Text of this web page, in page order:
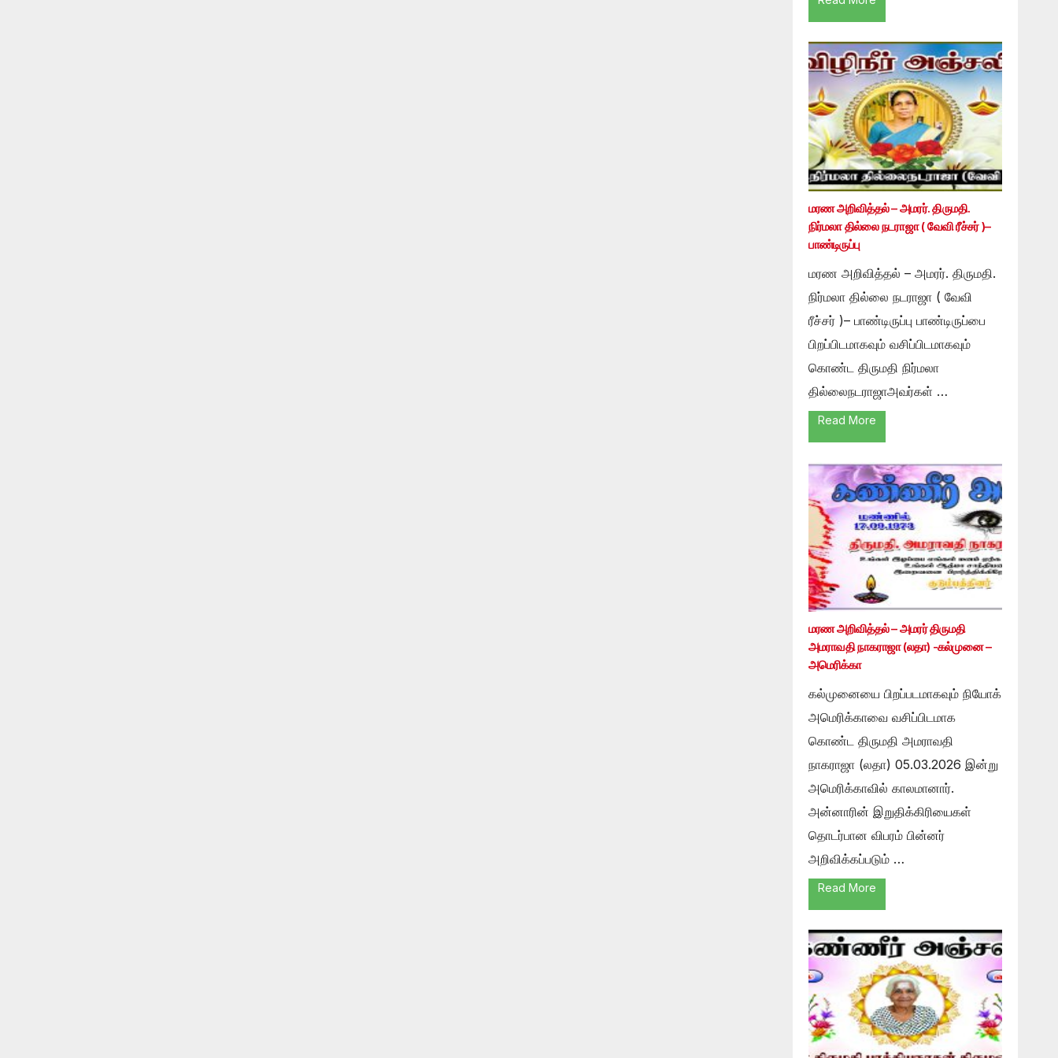
மரண அறிவித்தல் – அமரர். திருமதி.
நிர்மலா தில்லை நடராஜா ( வேவி ரீச்சர் )–
பாண்டிருப்பு
மரண அறிவித்தல் – அமரர். திருமதி.
நிர்மலா தில்லை நடராஜா ( வேவி
ரீச்சர் )– பாண்டிருப்பு பாண்டிருப்பை
பிறப்பிடமாகவும் வசிப்பிடமாகவும்
கொண்ட திருமதி நிர்மலா
தில்லைநடராஜாஅவர்கள் …
Read More
மரண அறிவித்தல் – அமரர் திருமதி
அமராவதி நாகராஜா (லதா) -கல்முனை –
அமெரிக்கா
கல்முனையை பிறப்படமாகவும் நியோக்
அமெரிக்காவை வசிப்பிடமாக
கொண்ட திருமதி அமராவதி
நாகராஜா (லதா) 05.03.2026 இன்று
அமெரிக்காவில் காலமானார்.
அன்னாரின் இறுதிக்கிரியைகள்
தொடர்பான விபரம் பின்னர்
அறிவிக்கப்படும் …
Read More